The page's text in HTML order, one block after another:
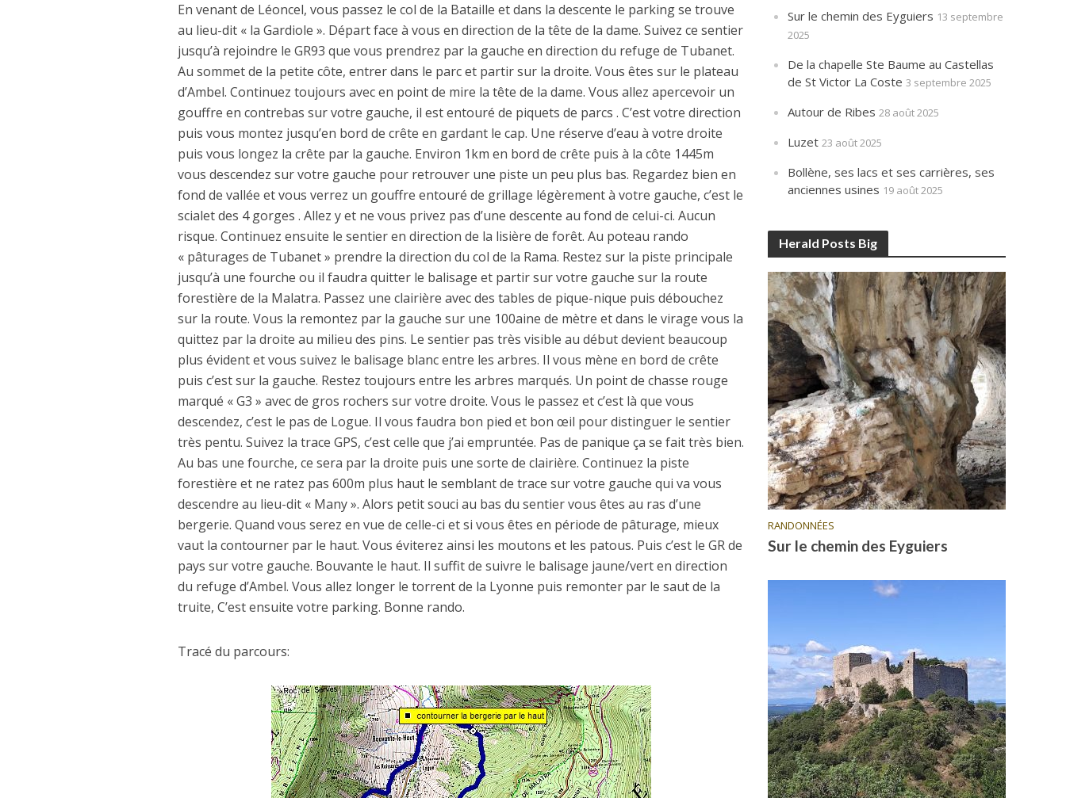
En venant de Léoncel, vous passez le col de la Bataille et dans la descente le parking se trouve
au lieu-dit « la Gardiole ». Départ face à vous en direction de la tête de la dame. Suivez ce sentier
jusqu’à rejoindre le GR93 que vous prendrez par la gauche en direction du refuge de Tubanet.
Au sommet de la petite côte, entrer dans le parc et partir sur la droite. Vous êtes sur le plateau
d’Ambel. Continuez toujours avec en point de mire la tête de la dame. Vous allez apercevoir un
gouffre en contrebas sur votre gauche, il est entouré de piquets de parcs . C’est votre direction
puis vous montez jusqu’en bord de crête en gardant le cap. Une réserve d’eau à votre droite
puis vous longez la crête par la gauche. Environ 1km en bord de crête puis à la côte 1445m
vous descendez sur votre gauche pour retrouver une piste un peu plus bas. Regardez bien en
fond de vallée et vous verrez un gouffre entouré de grillage légèrement à votre gauche, c’est le
scialet des 4 gorges . Allez y et ne vous privez pas d’une descente au fond de celui-ci. Aucun
risque. Continuez ensuite le sentier en direction de la lisière de forêt. Au poteau rando
« pâturages de Tubanet » prendre la direction du col de la Rama. Restez sur la piste principale
jusqu’à une fourche ou il faudra quitter le balisage et partir sur votre gauche sur la route
forestière de la Malatra. Passez une clairière avec des tables de pique-nique puis débouchez
sur la route. Vous la remontez par la gauche sur une 100aine de mètre et dans le virage vous la
quittez par la droite au milieu des pins. Le sentier pas très visible au début devient beaucoup
plus évident et vous suivez le balisage blanc entre les arbres. Il vous mène en bord de crête
puis c’est sur la gauche. Restez toujours entre les arbres marqués. Un point de chasse rouge
marqué « G3 » avec de gros rochers sur votre droite. Vous le passez et c’est là que vous
descendez, c’est le pas de Logue. Il vous faudra bon pied et bon œil pour distinguer le sentier
très pentu. Suivez la trace GPS, c’est celle que j’ai empruntée. Pas de panique ça se fait très bien.
Au bas une fourche, ce sera par la droite puis une sorte de clairière. Continuez la piste
forestière et ne ratez pas 600m plus haut le semblant de trace sur votre gauche qui va vous
descendre au lieu-dit « Many ». Alors petit souci au bas du sentier vous êtes au ras d’une
bergerie. Quand vous serez en vue de celle-ci et si vous êtes en période de pâturage, mieux
vaut la contourner par le haut. Vous éviterez ainsi les moutons et les patous. Puis c’est le GR de
pays sur votre gauche. Bouvante le haut. Il suffit de suivre le balisage jaune/vert en direction
du refuge d’Ambel. Vous allez longer le torrent de la Lyonne puis remonter par le saut de la
truite, C’est ensuite votre parking. Bonne rando.
Tracé du parcours:
Sur le chemin des Eyguiers 13 septembre
2025
De la chapelle Ste Baume au Castellas
de St Victor La Coste 3 septembre 2025
Autour de Ribes 28 août 2025
Luzet 23 août 2025
Bollène, ses lacs et ses carrières, ses
anciennes usines 19 août 2025
Herald Posts Big
RANDONNÉES
Sur le chemin des Eyguiers